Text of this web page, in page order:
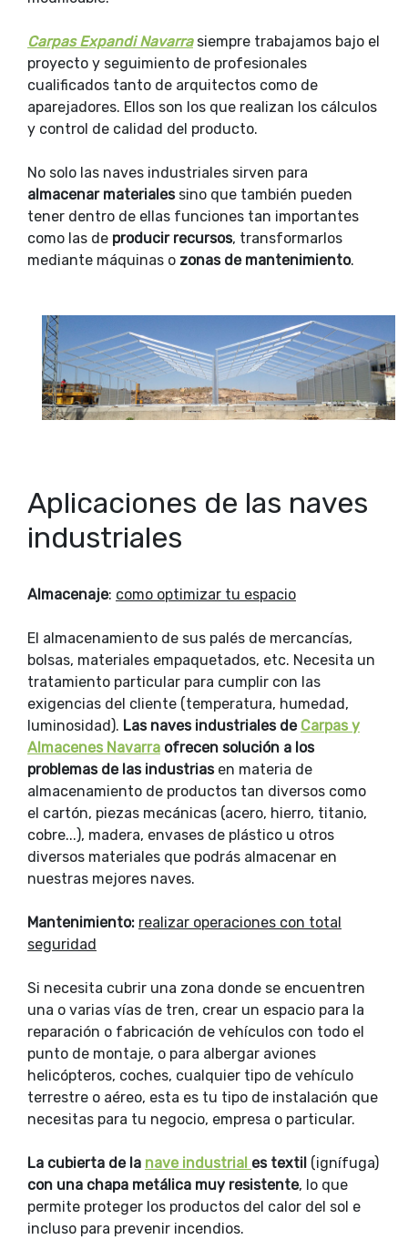
Carpas Expandi Navarrasiempre trabajamos bajo el
proyecto y seguimiento de profesionales
cualificados tanto de arquitectos como de
aparejadores. Ellos son los que realizan los cálculos
y control de calidad del producto.
No solo las naves industriales sirven para
almacenar materialessino que también pueden
tener dentro de ellas funciones tan importantes
como las de producir recursos, transformarlos
mediante máquinas o zonas de mantenimiento.
Aplicaciones de las naves
industriales
Almacenaje: como optimizar tu espacio
El almacenamiento de sus palés de mercancías,
bolsas, materiales empaquetados, etc. Necesita un
tratamiento particular para cumplir con las
exigencias del cliente (temperatura, humedad,
luminosidad). Las naves industriales de Carpas y
Almacenes Navarra ofrecen solución a los
problemas de las industriasen materia de
almacenamiento de productos tan diversos como
el cartón, piezas mecánicas (acero, hierro, titanio,
cobre...), madera, envases de plástico u otros
diversos materiales que podrás almacenar en
nuestras mejores naves.
Mantenimiento: realizar operaciones con total
seguridad
Si necesita cubrir una zona donde se encuentren
una o varias vías de tren, crear un espacio para la
reparación o fabricación de vehículos con todo el
punto de montaje, o para albergar aviones
helicópteros, coches, cualquier tipo de vehículo
terrestre o aéreo, esta es tu tipo de instalación que
necesitas para tu negocio, empresa o particular.
La cubierta de la nave industrial es textil (ignífuga)
con una chapa metálica muy resistente, lo que
permite proteger los productos del calor del sol e
incluso para prevenir incendios.